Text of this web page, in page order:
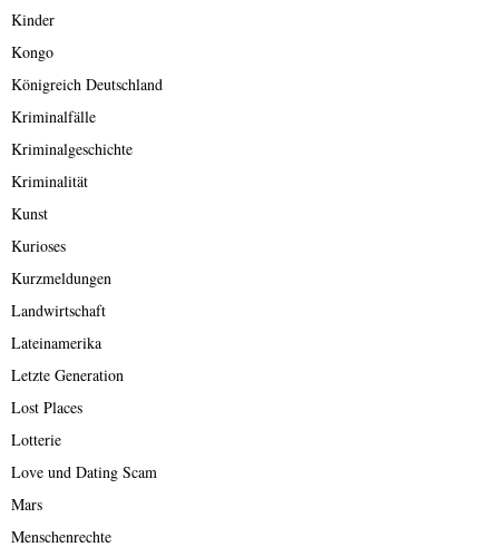
Kinder
Kongo
Königreich Deutschland
Kriminalfälle
Kriminalgeschichte
Kriminalität
Kunst
Kurioses
Kurzmeldungen
Landwirtschaft
Lateinamerika
Letzte Generation
Lost Places
Lotterie
Love und Dating Scam
Mars
Menschenrechte